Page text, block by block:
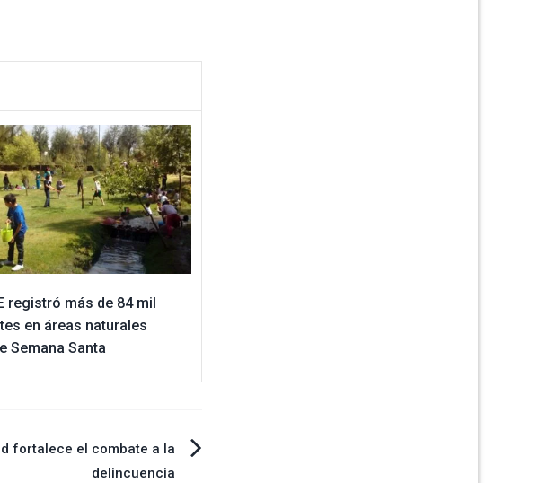
registró más de 84 mil
en áreas naturales
Semana Santa
fortalece el combate a la
delincuencia